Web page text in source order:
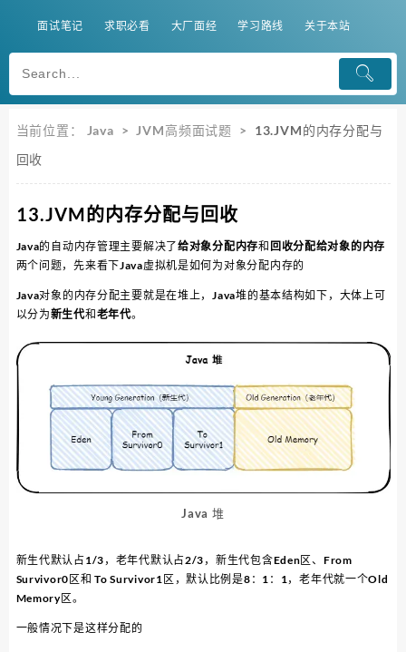
面试笔记 求职必看 大厂面经 学习路线 关于本站
当前位置： Java > JVM高频面试题 > 13.JVM的内存分配与
回收
13.JVM的内存分配与回收
Java的自动内存管理主要解决了给对象分配内存和 回收分配给对象的内存
两个问题，先来看下Java虚拟机是如何为对象分配内存的
Java对象的内存分配主要就是在堆上，Java堆的基本结构如下，大体上可
以分为新生代和老年代。
Java 堆
新生代默认占1/3，老年代默认占2/3，新生代包含Eden区、From
Survivor0区和 To Survivor1区，默认比例是8：1：1，老年代就一个Old
Memory区。
一般情况下是这样分配的